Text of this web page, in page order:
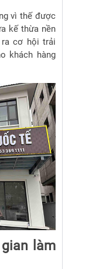
vì thế được
kế thừa nền
cơ hội trải
khách hàng
làm